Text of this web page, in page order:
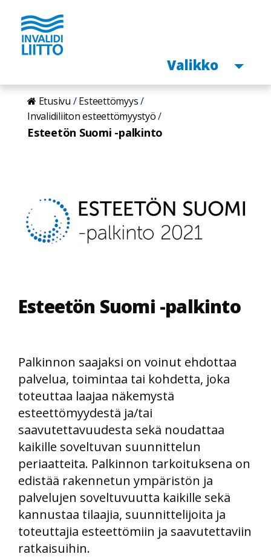
Hyppää
pääsisältöön
Avaa
Valikko
Etusivu
Esteettömyys
Invalidiliiton esteettömyystyö
Esteetön Suomi -palkinto
Esteetön Suomi -palkinto
Palkinnon saajaksi on voinut ehdottaa
palvelua, toimintaa tai kohdetta, joka
toteuttaa laajaa näkemystä
esteettömyydestä ja/tai
saavutettavuudesta sekä noudattaa
kaikille soveltuvan suunnittelun
periaatteita. Palkinnon tarkoituksena on
edistää rakennetun ympäristön ja
palvelujen soveltuvuutta kaikille sekä
kannustaa tilaajia, suunnittelijoita ja
toteuttajia esteettömiin ja saavutettaviin
ratkaisuihin.